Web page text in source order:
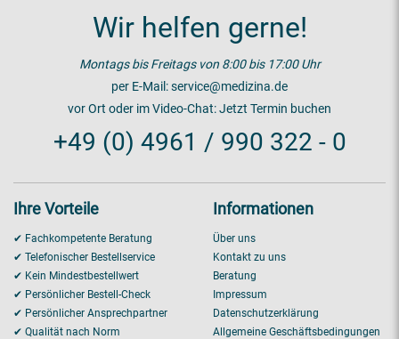
Wir helfen gerne!
Montags bis Freitags von 8:00 bis 17:00 Uhr
per E-Mail:service@medizina.de
vor Ort oder im Video-Chat:Jetzt Termin buchen
+49 (0) 4961 / 990 322 - 0
Ihre Vorteile
✔ Fachkompetente Beratung
✔ Telefonischer Bestellservice
✔ Kein Mindestbestellwert
✔ Persönlicher Bestell-Check
✔ Persönlicher Ansprechpartner
✔ Qualität nach Norm
Informationen
Über uns
Kontakt zu uns
Beratung
Impressum
Datenschutzerklärung
Allgemeine Geschäftsbedingungen